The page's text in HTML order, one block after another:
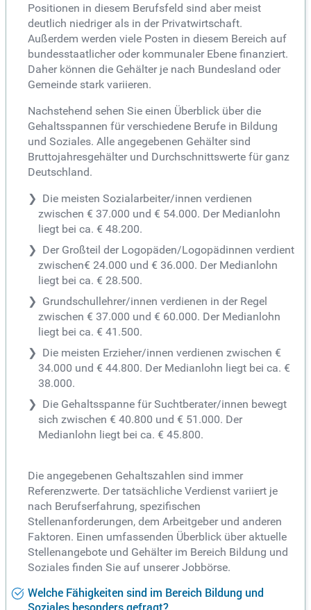
Positionen in diesem Berufsfeld sind aber meist
deutlich niedriger als in der Privatwirtschaft.
Außerdem werden viele Posten in diesem Bereich auf
bundesstaatlicher oder kommunaler Ebene finanziert.
Daher können die Gehälter je nach Bundesland oder
Gemeinde stark variieren.
Nachstehend sehen Sie einen Überblick über die
Gehaltsspannen für verschiedene Berufe in Bildung
und Soziales. Alle angegebenen Gehälter sind
Bruttojahresgehälter und Durchschnittswerte für ganz
Deutschland.
Die meisten Sozialarbeiter/innen verdienen
zwischen € 37.000 und € 54.000. Der Medianlohn
liegt bei ca. € 48.200.
Der Großteil der Logopäden/Logopädinnen verdient
zwischen€ 24.000 und € 36.000. Der Medianlohn
liegt bei ca. € 28.500.
Grundschullehrer/innen verdienen in der Regel
zwischen € 37.000 und € 60.000. Der Medianlohn
liegt bei ca. € 41.500.
Die meisten Erzieher/innen verdienen zwischen €
34.000 und € 44.800. Der Medianlohn liegt bei ca. €
38.000.
Die Gehaltsspanne für Suchtberater/innen bewegt
sich zwischen € 40.800 und € 51.000. Der
Medianlohn liegt bei ca. € 45.800.
Die angegebenen Gehaltszahlen sind immer
Referenzwerte. Der tatsächliche Verdienst variiert je
nach Berufserfahrung, spezifischen
Stellenanforderungen, dem Arbeitgeber und anderen
Faktoren. Einen umfassenden Überblick über aktuelle
Stellenangebote und Gehälter im Bereich Bildung und
Soziales finden Sie auf unserer Jobbörse.
Welche Fähigkeiten sind im Bereich Bildung und